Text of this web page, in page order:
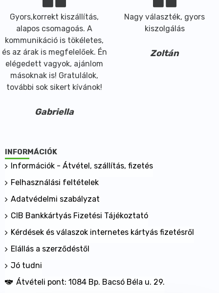
Gyors,korrekt kiszállítás,
alapos csomagoás. A
kommunikáció is tökéletes,
és az árak is megfelelőek. Én
elégedett vagyok, ajánlom
másoknak is! Gratulálok,
további sok sikert kívánok!
Gabriella
Nagy választék, gyors
kiszolgálás
Zoltán
INFORMÁCIÓK
Információk - Átvétel, szállítás, fizetés
Felhasználási feltételek
Adatvédelmi szabályzat
CIB Bankkártyás Fizetési Tájékoztató
Kérdések és válaszok internetes kártyás fizetésről
Elállás a szerződéstől
Jó tudni
Átvételi pont: 1084 Bp. Bacsó Béla u. 29.